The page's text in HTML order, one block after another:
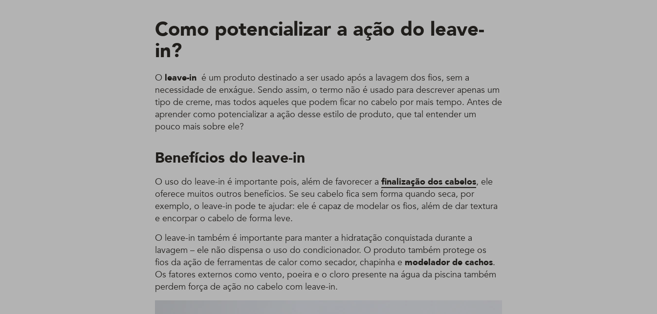
Como potencializar a ação do leave-
in?
O leave-in é um produto destinado a ser usado após a lavagem dos fios, sem a
necessidade de enxágue. Sendo assim, o termo não é usado para descrever apenas um
tipo de creme, mas todos aqueles que podem ficar no cabelo por mais tempo. Antes de
aprender como potencializar a ação desse estilo de produto, que tal entender um
pouco mais sobre ele?
Benefícios do leave-in
O uso do leave-in é importante pois, além de favorecer a finalização dos cabelos, ele
oferece muitos outros benefícios. Se seu cabelo fica sem forma quando seca, por
exemplo, o leave-in pode te ajudar: ele é capaz de modelar os fios, além de dar textura
e encorpar o cabelo de forma leve.
O leave-in também é importante para manter a hidratação conquistada durante a
lavagem – ele não dispensa o uso do condicionador. O produto também protege os
fios da ação de ferramentas de calor como secador, chapinha e modelador de cachos.
Os fatores externos como vento, poeira e o cloro presente na água da piscina também
perdem força de ação no cabelo com leave-in.